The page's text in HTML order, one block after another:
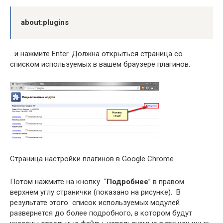
about:plugins
…и нажмите Enter. Должна открыться страница со
списком используемых в вашем браузере плагинов.
Страница настройки плагинов в Google Chrome
Потом нажмите на кнопку “Подробнее” в правом
верхнем углу странички (показано на рисунке). В
результате этого список используемых модулей
развернется до более подробного, в котором будут